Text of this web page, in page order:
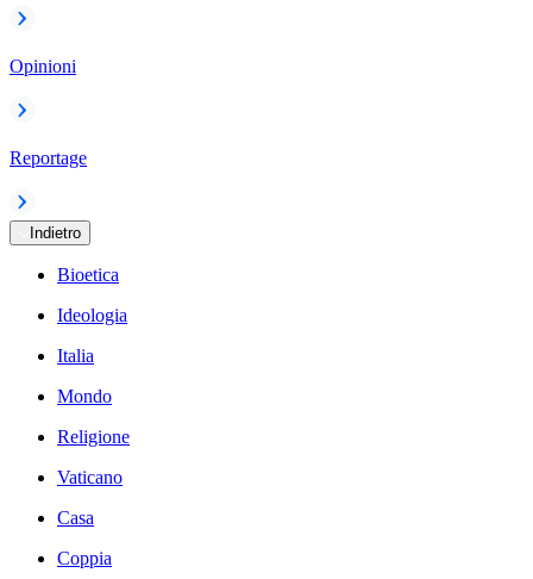
Opinioni
Reportage
Indietro
Bioetica
Ideologia
Italia
Mondo
Religione
Vaticano
Casa
Coppia